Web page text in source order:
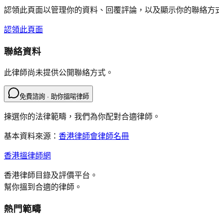
認領此頁面以管理你的資料、回覆評論，以及顯示你的聯絡方
認領此頁面
聯絡資料
此律師尚未提供公開聯絡方式。
免費諮詢 · 助你搵啱律師
揀選你的法律範疇，我們為你配對合適律師。
基本資料來源： 香港律師會律師名冊
香港搵律師網
香港律師目錄及評價平台。
幫你搵到合適的律師。
熱門範疇